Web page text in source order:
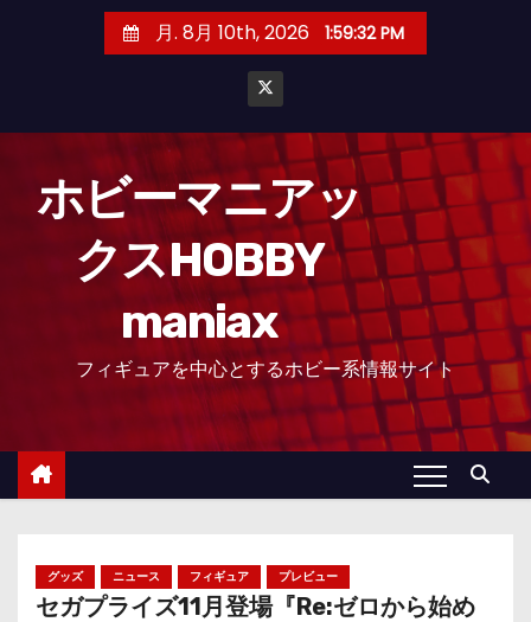
月. 8月 10th, 2026 1:59:33 PM
ホビーマニアッ
クスHOBBY
maniax
フィギュアを中心とするホビー系情報サイト
グッズ ニュース フィギュア プレビュー
セガプライズ11月登場『Re:ゼロから始め